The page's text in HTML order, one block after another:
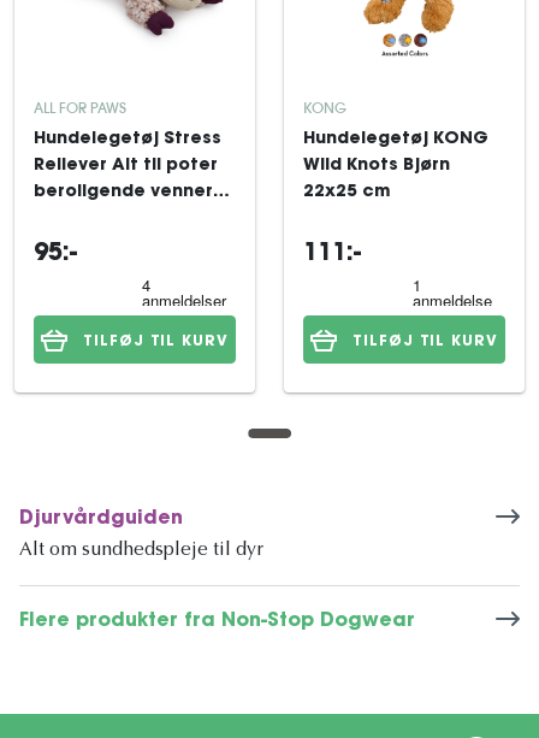
ALL FOR PAWS
Hundelegetøj Stress
Reliever Alt til poter
beroligende venner
95:-
TILFØJ TIL KURV
KONG
Hundelegetøj KONG
Wild Knots Bjørn
22x25 cm
111:-
TILFØJ TIL KURV
Djurvårdguiden
Alt om sundhedspleje til dyr
Flere produkter fra Non-Stop Dogwear